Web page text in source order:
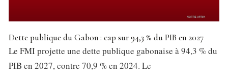
Dette publique du Gabon : cap sur 94,3 % du PIB en 2027
Le FMI projette une dette publique gabonaise à 94,3 % du
PIB en 2027, contre 70,9 % en 2024. Le